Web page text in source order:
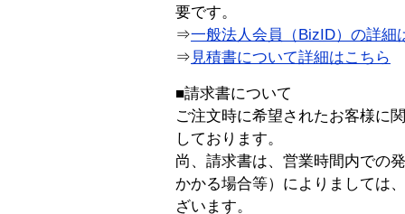
要です。
⇒一般法人会員（BizID）の詳細
⇒ 見積書について詳細はこちら
■請求書について
ご注文時に希望されたお客様に
しております。
尚、請求書は、営業時間内での
かかる場合等）によりましては
ざいます。